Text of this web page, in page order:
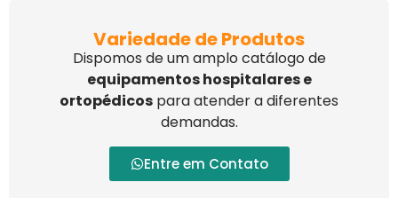
Variedade de Produtos
Dispomos de um amplo catálogo de
equipamentos hospitalares e
ortopédicos para atender a diferentes
demandas.
Entre em Contato